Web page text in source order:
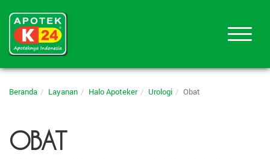
Beranda Layanan Halo Apoteker Urologi Obat
OBAT